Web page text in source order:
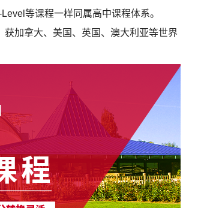
等课程一样同属高中课程体系。
加拿大、美国、英国、澳大利亚等世界